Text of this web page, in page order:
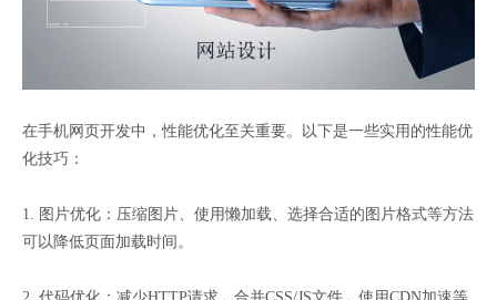
在手机网页开发中，性能优化至关重要。以下是一些实用的性能优
化技巧：
1. 图片优化：压缩图片、使用懒加载、选择合适的图片格式等方法
可以降低页面加载时间。